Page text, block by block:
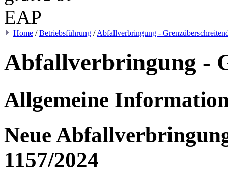
Home /Betriebsführung /Abfallverbringung -
Abfallverbringung -
Allgemeine
Neue
1157/2024